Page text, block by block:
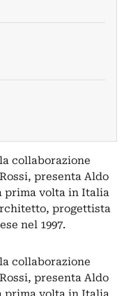
collaborazione
presenta Aldo
prima volta in Italia
progettista
nel 1997.
collaborazione
presenta Aldo